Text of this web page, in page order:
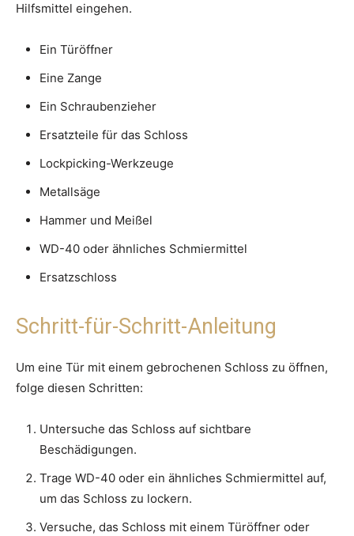
Hilfsmittel eingehen.
Ein Türöffner
Eine Zange
Ein Schraubenzieher
Ersatzteile für das Schloss
Lockpicking-Werkzeuge
Metallsäge
Hammer und Meißel
WD-40 oder ähnliches Schmiermittel
Ersatzschloss
Schritt-für-Schritt-Anleitung
Um eine Tür mit einem gebrochenen Schloss zu öffnen,
folge diesen Schritten:
Untersuche das Schloss auf sichtbare
Beschädigungen.
Trage WD-40 oder ein ähnliches Schmiermittel auf,
um das Schloss zu lockern.
Versuche, das Schloss mit einem Türöffner oder